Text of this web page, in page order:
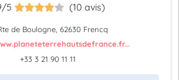
5 (10 avis)
de Boulogne, 62630 Frencq
+33 3 21 90 11 11